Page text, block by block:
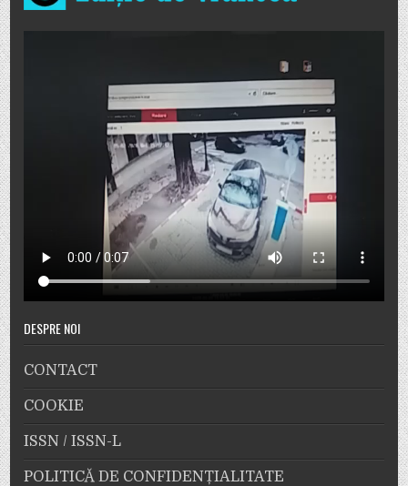
DESPRE NOI
CONTACT
COOKIE
ISSN / ISSN-L
POLITICĂ DE CONFIDENȚIALITATE